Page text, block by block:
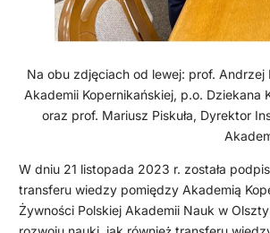
Na obu zdjęciach od lewej: prof.
Akademii Kopernikańskiej, p.o.
oraz prof. Mariusz Piskuła, Dyrektor
W dniu 21 listopada 2023 r. została
transferu wiedzy pomiędzy Akademią
Żywności Polskiej Akademii Nauk w